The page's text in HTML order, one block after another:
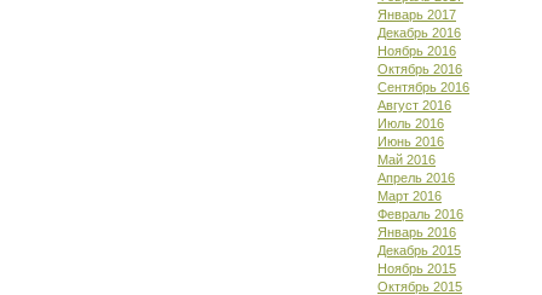
Январь 2017
Декабрь 2016
Ноябрь 2016
Октябрь 2016
Сентябрь 2016
Август 2016
Июль 2016
Июнь 2016
Май 2016
Апрель 2016
Март 2016
Февраль 2016
Январь 2016
Декабрь 2015
Ноябрь 2015
Октябрь 2015